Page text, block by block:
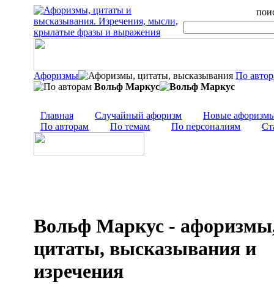
Афоризмы
По
Вольф Маркус
Главная Случайный афоризм
Новые
По авторам
По темам По персоналиям
Вольф Маркус -
цитаты, высказывания и
изречения